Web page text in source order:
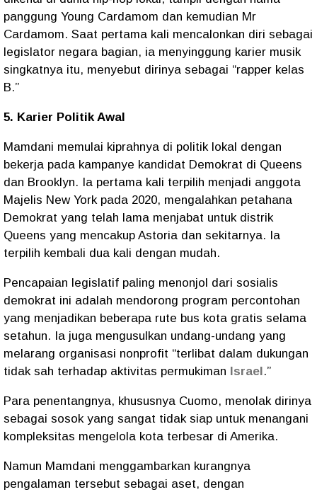
panggung Young Cardamom dan kemudian Mr
Cardamom. Saat pertama kali mencalonkan diri sebagai
legislator negara bagian, ia menyinggung karier musik
singkatnya itu, menyebut dirinya sebagai “rapper kelas
B.”
5. Karier Politik Awal
Mamdani memulai kiprahnya di politik lokal dengan
bekerja pada kampanye kandidat Demokrat di Queens
dan Brooklyn. Ia pertama kali terpilih menjadi anggota
Majelis New York pada 2020, mengalahkan petahana
Demokrat yang telah lama menjabat untuk distrik
Queens yang mencakup Astoria dan sekitarnya. Ia
terpilih kembali dua kali dengan mudah.
Pencapaian legislatif paling menonjol dari sosialis
demokrat ini adalah mendorong program percontohan
yang menjadikan beberapa rute bus kota gratis selama
setahun. Ia juga mengusulkan undang-undang yang
melarang organisasi nonprofit “terlibat dalam dukungan
tidak sah terhadap aktivitas permukiman
Israel .”
Para penentangnya, khususnya Cuomo, menolak dirinya
sebagai sosok yang sangat tidak siap untuk menangani
kompleksitas mengelola kota terbesar di Amerika.
Namun Mamdani menggambarkan kurangnya
pengalaman tersebut sebagai aset, dengan